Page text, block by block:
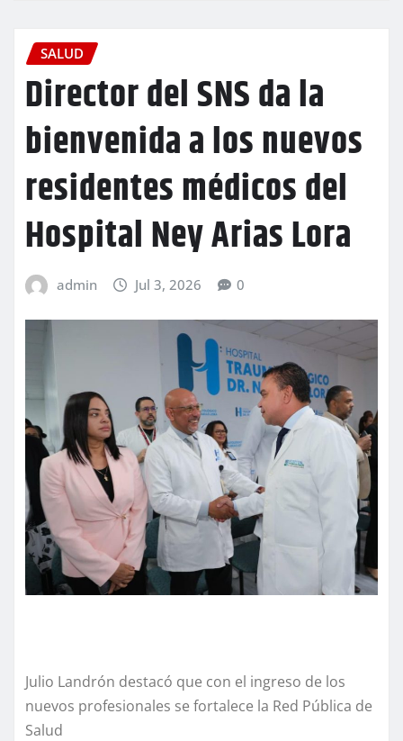
SALUD
Director del SNS da la
bienvenida a los nuevos
residentes médicos del
Hospital Ney Arias Lora
admin Jul 3, 2026 0
Julio Landrón destacó que con el ingreso de los
nuevos profesionales se fortalece la Red Pública de
Salud